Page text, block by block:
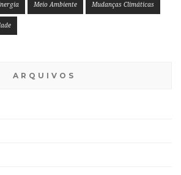
Meio Ambiente Mudanças Climáticas
ARQUIVOS